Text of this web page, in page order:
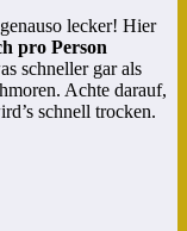
lecker! Hier
pro Person
schneller gar als
Achte darauf,
schnell trocken.